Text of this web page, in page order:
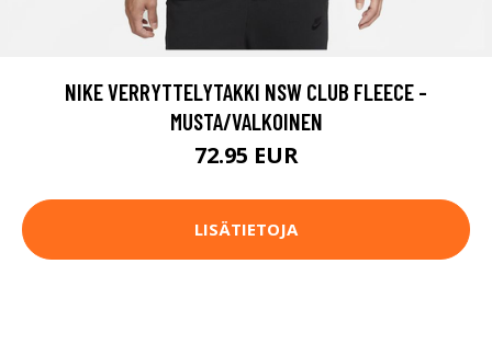
NIKE VERRYTTELYTAKKI NSW CLUB FLEECE -
MUSTA/VALKOINEN
72.95 EUR
LISÄTIETOJA